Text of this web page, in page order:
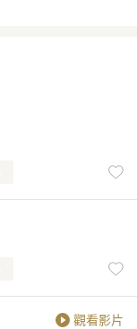
觀看影片